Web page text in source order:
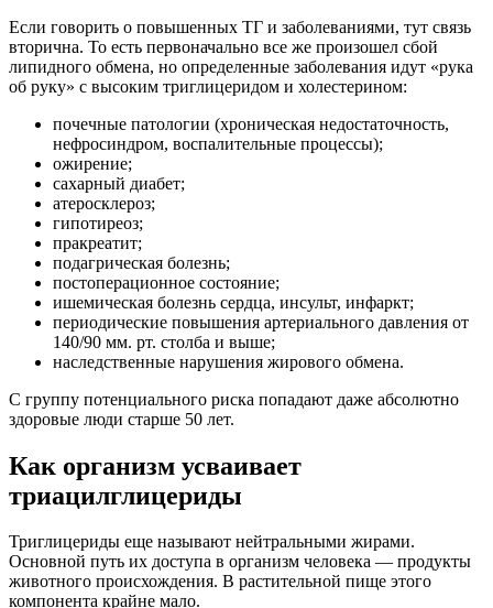
Если говорить о повышенных ТГ и заболеваниями, тут связь
вторична. То есть первоначально все же произошел сбой
липидного обмена, но определенные заболевания идут «рука
об руку» с высоким триглицеридом и холестерином:
почечные патологии (хроническая недостаточность,
нефросиндром, воспалительные процессы);
ожирение;
сахарный диабет;
атеросклероз;
гипотиреоз;
пракреатит;
подагрическая болезнь;
постоперационное состояние;
ишемическая болезнь сердца, инсульт, инфаркт;
периодические повышения артериального давления от
140/90 мм. рт. столба и выше;
наследственные нарушения жирового обмена.
С группу потенциального риска попадают даже абсолютно
здоровые люди старше 50 лет.
Как организм усваивает
триацилглицериды
Триглицериды еще называют нейтральными жирами.
Основной путь их доступа в организм человека — продукты
животного происхождения. В растительной пище этого
компонента крайне мало.